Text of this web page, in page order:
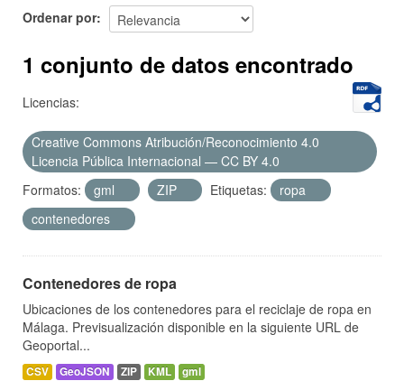
Acerca de
Ordenar por
1 conjunto de datos encontrado
Licencias:
Creative Commons Atribución/Reconocimiento 4.0
Licencia Pública Internacional — CC BY 4.0
Formatos:
gml ZIP Etiquetas:
ropa
contenedores
Contenedores de ropa
Ubicaciones de los contenedores para el reciclaje de ropa en
Málaga. Previsualización disponible en la siguiente URL de
Geoportal...
CSV GeoJSON ZIP KML gml